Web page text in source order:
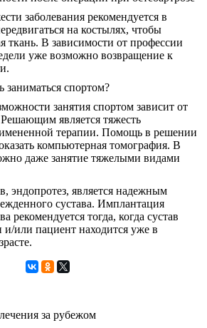
заболевания рекомендуется в
на костылях, чтобы
ткань. В зависимости от профессии
уже возможно возвращение к
заниматься спортом?
занятия спортом зависит от
является тяжесть
терапии. Помощь в решении
компьютерная томография. В
даже занятие тяжелыми видами
эндопротез, является надежным
сустава. Имплантация
рекомендуется тогда, когда сустав
или пациент находится уже в
за рубежом